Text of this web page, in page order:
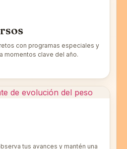
con programas especiales y
momentos clave del año.
tus avances y mantén una